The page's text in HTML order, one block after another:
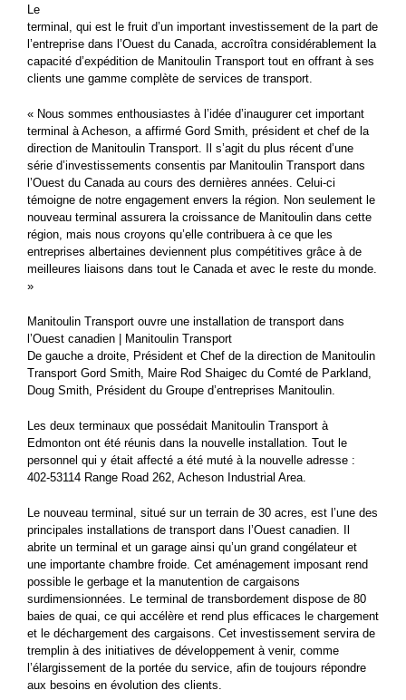
Le
terminal, qui est le fruit d’un important investissement de la part de
l’entreprise dans l’Ouest du Canada, accroîtra considérablement la
capacité d’expédition de Manitoulin Transport tout en offrant à ses
clients une gamme complète de services de transport.
« Nous sommes enthousiastes à l’idée d’inaugurer cet important
terminal à Acheson, a affirmé Gord Smith, président et chef de la
direction de Manitoulin Transport. Il s’agit du plus récent d’une
série d’investissements consentis par Manitoulin Transport dans
l’Ouest du Canada au cours des dernières années. Celui-ci
témoigne de notre engagement envers la région. Non seulement le
nouveau terminal assurera la croissance de Manitoulin dans cette
région, mais nous croyons qu’elle contribuera à ce que les
entreprises albertaines deviennent plus compétitives grâce à de
meilleures liaisons dans tout le Canada et avec le reste du monde.
»
Manitoulin Transport ouvre une installation de transport dans
l’Ouest canadien | Manitoulin Transport
De gauche a droite, Président et Chef de la direction de Manitoulin
Transport Gord Smith, Maire Rod Shaigec du Comté de Parkland,
Doug Smith, Président du Groupe d’entreprises Manitoulin.
Les deux terminaux que possédait Manitoulin Transport à
Edmonton ont été réunis dans la nouvelle installation. Tout le
personnel qui y était affecté a été muté à la nouvelle adresse :
402-53114 Range Road 262, Acheson Industrial Area.
Le nouveau terminal, situé sur un terrain de 30 acres, est l’une des
principales installations de transport dans l’Ouest canadien. Il
abrite un terminal et un garage ainsi qu’un grand congélateur et
une importante chambre froide. Cet aménagement imposant rend
possible le gerbage et la manutention de cargaisons
surdimensionnées. Le terminal de transbordement dispose de 80
baies de quai, ce qui accélère et rend plus efficaces le chargement
et le déchargement des cargaisons. Cet investissement servira de
tremplin à des initiatives de développement à venir, comme
l’élargissement de la portée du service, afin de toujours répondre
aux besoins en évolution des clients.